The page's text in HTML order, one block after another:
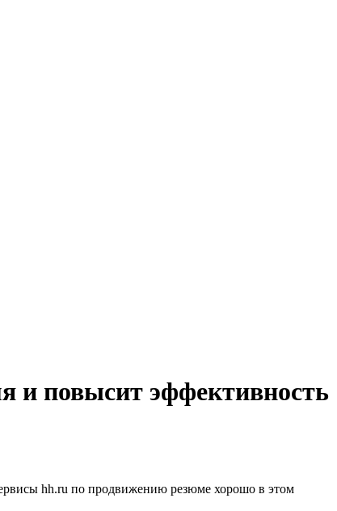
и повысит эффективность
hh.ru по продвижению резюме хорошо в этом